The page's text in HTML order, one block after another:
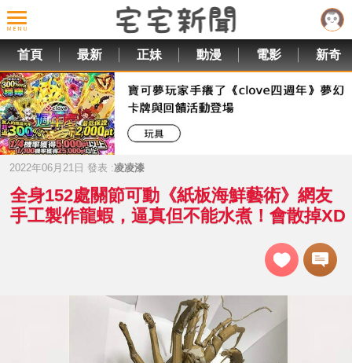
首頁 最新 正妹 動漫 電影 新奇
2022年06月21日 發表 :凌凌漆
全身152處關節可動《紙板海鮮藝術》網友
手工製作龍蝦，逼真但不能水煮！會散掉XD